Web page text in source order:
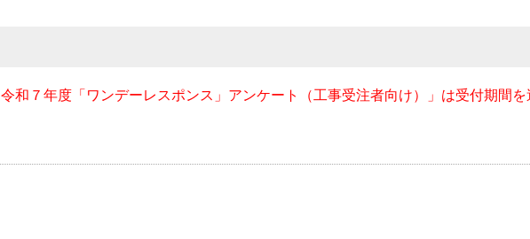
和７年度「ワンデーレスポンス」アンケート（工事受注者向け）」は受付期間を